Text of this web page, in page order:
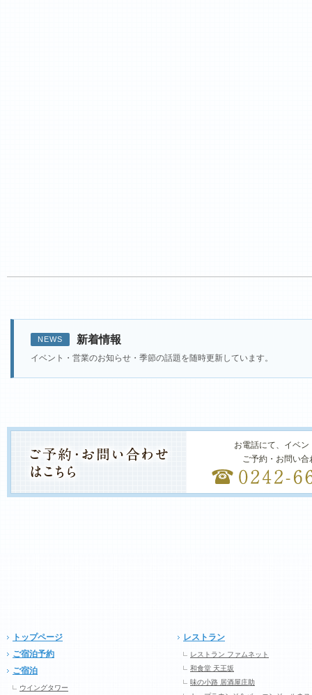
NEWS 新着情報
イベント・営業のお知らせ・季節の話題を随時更新しています。
お電話にて、イベ
ご予約・お問い
トップページ
ご宿泊予約
ご宿泊
ウイングタワー
レストラン
レストラン ファムネット
和食堂 天王坂
味の小路 居酒屋庄助